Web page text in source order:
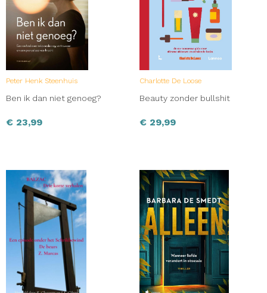
Peter Henk Steenhuis
Ben ik dan niet genoeg?
€ 23,99
Charlotte De Loose
Beauty zonder bullshit
€ 29,99